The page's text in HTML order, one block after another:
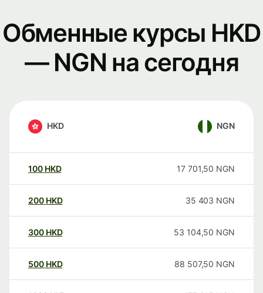
Обменные курсы HKD
— NGN на сегодня
HKD NGN
100 HKD 17 701,50 NGN
200 HKD 35 403 NGN
300 HKD 53 104,50 NGN
500 HKD 88 507,50 NGN